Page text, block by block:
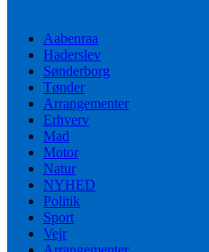
Aabenraa
Haderslev
Sønderborg
Tønder
Arrangementer
Erhverv
Mad
Motor
Natur
NYHED
Politik
Sport
Vejr